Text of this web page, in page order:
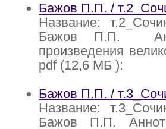
Бажов П.П. /
Название:
Бажов П.П.
произведения
pdf (12,6 МБ ):
Бажов П.П. /
Название:
Бажов П.П.